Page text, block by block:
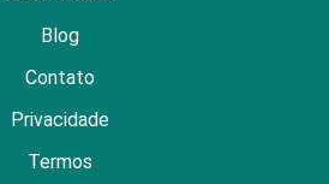
Blog
Contato
Privacidade
Termos